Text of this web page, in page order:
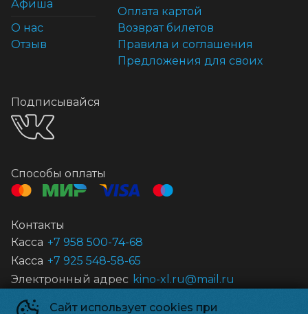
Сайт использует cookies при
Афиша
О нас
Отзыв
Оплата картой
Возврат билетов
Правила и соглашения
Предложения для своих
Подписывайся
Способы оплаты
Контакты
Касса +7 958 500-74-68
Касса +7 925 548-58-65
Электронный адрес kino-xl.ru@mail.ru